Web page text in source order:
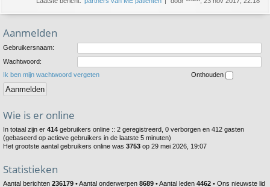
Aanmelden
Gebruikersnaam:
Wachtwoord:
Ik ben mijn wachtwoord vergeten
Onthouden
Wie is er online
In totaal zijn er 414 gebruikers online :: 2 geregistreerd, 0 verborgen en 412 gasten
(gebaseerd op actieve gebruikers in de laatste 5 minuten)
Het grootste aantal gebruikers online was 3753 op 29 mei 2026, 19:07
Statistieken
Aantal berichten 236179 • Aantal onderwerpen 8689 • Aantal leden 4462 • Ons nieuwste lid